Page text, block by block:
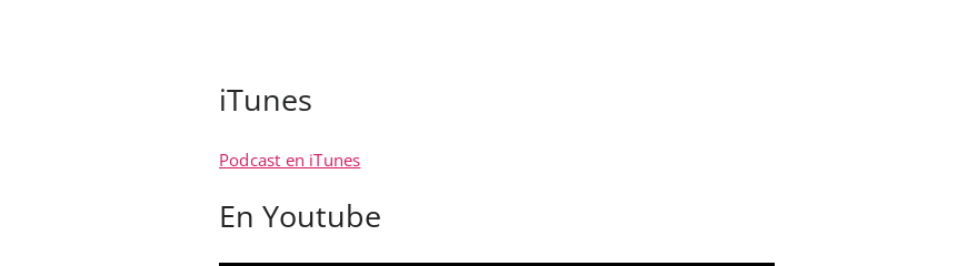
iTunes
Podcast en iTunes
En Youtube